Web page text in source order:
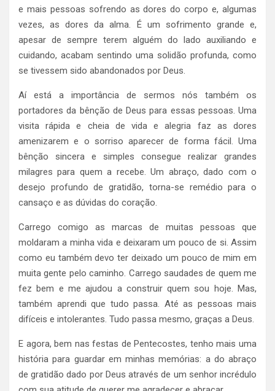
e mais pessoas sofrendo as dores do corpo e, algumas
vezes, as dores da alma. É um sofrimento grande e,
apesar de sempre terem alguém do lado auxiliando e
cuidando, acabam sentindo uma solidão profunda, como
se tivessem sido abandonados por Deus.
Aí está a importância de sermos nós também os
portadores da bênção de Deus para essas pessoas. Uma
visita rápida e cheia de vida e alegria faz as dores
amenizarem e o sorriso aparecer de forma fácil. Uma
bênção sincera e simples consegue realizar grandes
milagres para quem a recebe. Um abraço, dado com o
desejo profundo de gratidão, torna-se remédio para o
cansaço e as dúvidas do coração.
Carrego comigo as marcas de muitas pessoas que
moldaram a minha vida e deixaram um pouco de si. Assim
como eu também devo ter deixado um pouco de mim em
muita gente pelo caminho. Carrego saudades de quem me
fez bem e me ajudou a construir quem sou hoje. Mas,
também aprendi que tudo passa. Até as pessoas mais
difíceis e intolerantes. Tudo passa mesmo, graças a Deus.
E agora, bem nas festas de Pentecostes, tenho mais uma
história para guardar em minhas memórias: a do abraço
de gratidão dado por Deus através de um senhor incrédulo